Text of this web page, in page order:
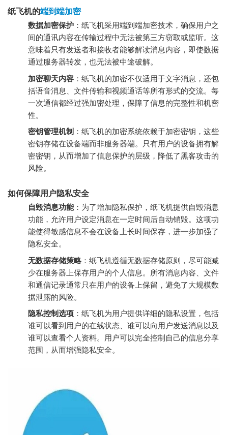
纸飞机的端到端加密
数据加密保护 ：纸飞机采用端到端加密技术，确保用户之
间的通讯内容在传输过程中无法被第三方窃取或监听。这
意味着只有发送者和接收者能够解读消息内容，即使数据
通过服务器转发，也无法被中途破解。
加密聊天内容 ：纸飞机的加密不仅适用于文字消息，还包
括语音消息、文件传输和视频通话等所有形式的交流。每
一次通信都经过强加密处理，保障了信息的完整性和机密
性。
密钥管理机制 ：纸飞机的加密系统依赖于加密密钥，这些
密钥存储在设备端而非服务器端。只有用户的设备拥有解
密密钥，从而增加了信息保护的层级，降低了黑客攻击的
风险。
如何保障用户隐私安全
自毁消息功能：为了增加隐私保护，纸飞机提供自毁消息
功能，允许用户设定消息在一定时间后自动销毁。这项功
能使得敏感信息不会在设备上长时间保存，进一步加强了
隐私安全。
无数据存储策略 ：纸飞机遵循无数据存储原则，尽可能减
少在服务器上保存用户的个人信息。所有消息内容、文件
和通信记录通常只在用户的设备上保留，避免了大规模数
据泄露的风险。
隐私控制选项 ：纸飞机为用户提供详细的隐私设置，包括
谁可以看到用户的在线状态、谁可以向用户发送消息以及
谁可以查看个人资料。用户可以完全控制自己的信息分享
范围，从而增强隐私安全。